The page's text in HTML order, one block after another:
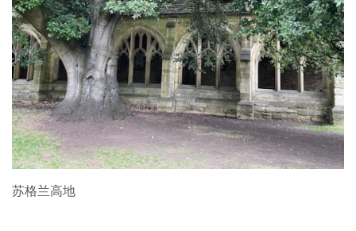
苏格兰高地